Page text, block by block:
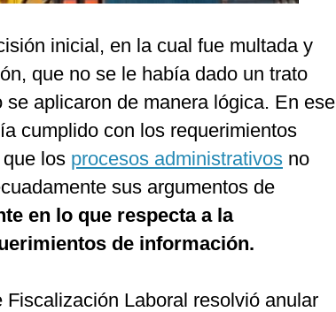
inicial, en la cual fue multada y
que no se le había dado un trato
aplicaron de manera lógica. En ese
cumplido con los requerimientos
los procesos administrativos no
sus argumentos de
en lo que respecta a la
de información.
Laboral resolvió anular